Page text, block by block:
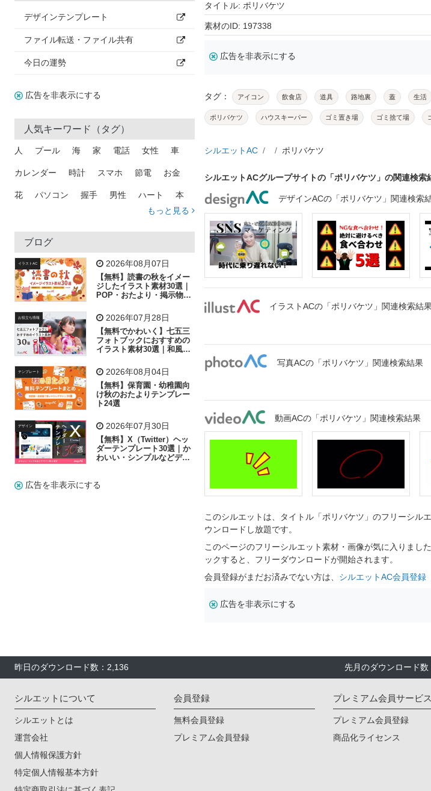
デザインテンプレート
ファイル転送・ファイル共有
今日の運勢
広告を非表示にする
人気キーワード（タグ）
人 プール 海 家 電話 女性 車
カレンダー 時計 スマホ 節電 お金
花 パソコン 握手 男性 ハート 本
トラック 木
吹き出し
飛行機 グラフ ビル 魚 家族 書類
歩く 工場 会社 太陽 キラキラ
子供 作業員 葉 相談 ピクトグラム
もっと見る
ブログ
イラストAC 2026年08月07日
【無料】読書の秋をイメー
ジしたイラスト素材30選｜
POP・おたより・掲示物に
お役立ち情報 2026年07月28日
【無料でかわいく】七五三
フォトブックにおすすめの
イラスト素材30選｜和風の
テンプレート 2026年08月04日
【無料】保育園・幼稚園向
け秋のおたよりテンプレー
ト24選
デザイン 2026年07月30日
【無料】X（Twitter）ヘッ
ダーテンプレート30選｜か
わいい・シンプルなどデザ
広告を非表示にする
タイトル: ポリバケツ
素材のID: 197338
広告を非表示にする
タグ： アイコン 飲食店 道具 路地裏 蓋 生活
ポリバケツ ハウスキーパー ゴミ置き場 ゴミ捨て場
シルエットAC ポリバケツ
シルエットACグループサイトの「ポリバケツ」の関連検索
デザインACの「ポリバケツ」関連検索
イラストACの「ポリバケツ」関連検索結
写真ACの「ポリバケツ」関連検索結果
動画ACの「ポリバケツ」関連検索結果
このシルエットは、タイトル「ポリバケツ」のフリーシル
ウンロードし放題です。
このページのフリーシルエット素材・画像が気に入りまし
ックすると、フリーダウンロードが開始されます。
会員登録がまだお済みでない方は、 シルエットAC会員登録
広告を非表示にする
昨日のダウンロード数：2,136 先月のダウンロード数
シルエットについて
シルエットとは
運営会社
個人情報保護方針
特定個人情報基本方針
会員登録
無料会員登録
プレミアム会員登録
プレミアム会員サービス
プレミアム会員登録
商品化ライセンス